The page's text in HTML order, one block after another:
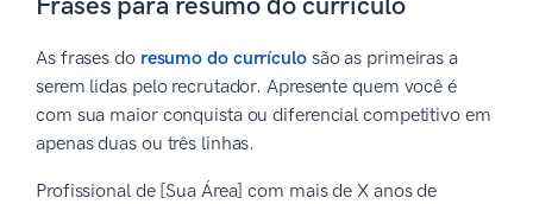
As frases do resumo do currículosão as primeiras a
serem lidas pelo recrutador. Apresente quem você é
com sua maior conquista ou diferencial competitivo em
apenas duas ou três linhas.
Profissional de [Sua Área] com mais de X anos de